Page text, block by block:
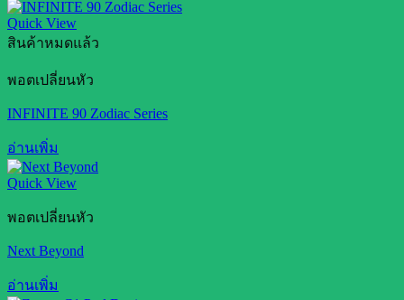
Quick View
สินค้าหมดแล้ว
พอตเปลี่ยนหัว
INFINITE 90 Zodiac Series
อ่านเพิ่ม
Quick View
พอตเปลี่ยนหัว
Next Beyond
อ่านเพิ่ม